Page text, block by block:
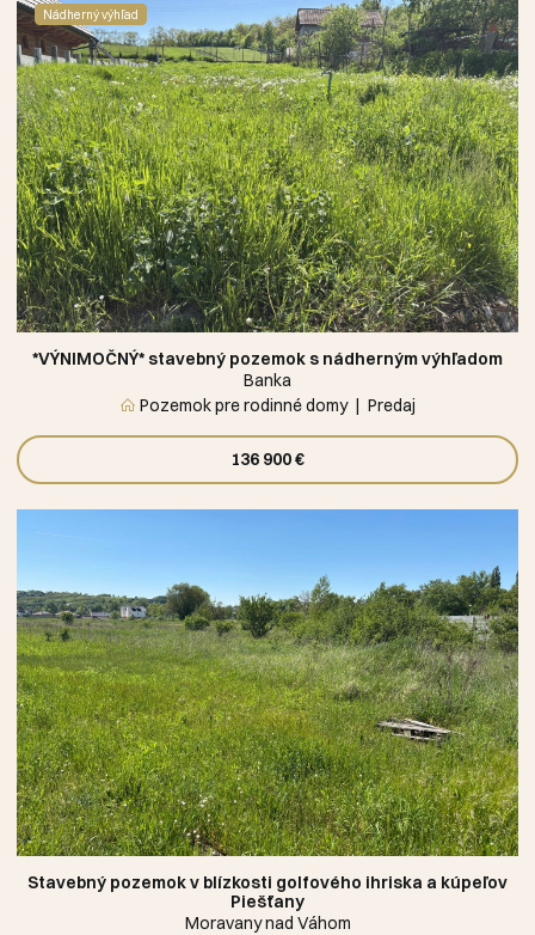
Nádherný výhľad
*VÝNIMOČNÝ* stavebný pozemok s nádherným výhľadom
Banka
Pozemok pre rodinné domy
Predaj
136 900 €
Stavebný pozemok v blízkosti golfového ihriska a kúpeľov
Piešťany
Moravany nad Váhom